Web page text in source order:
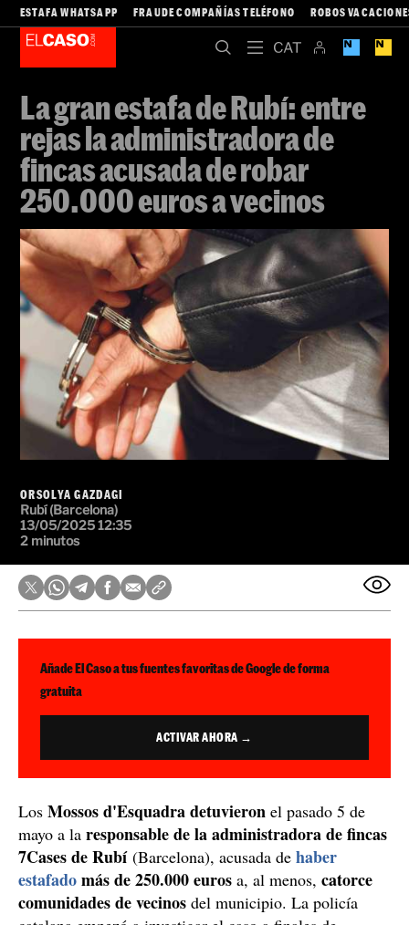
ESTAFA WHATSAPP FRAUDE COMPAÑÍAS TELÉFONO ROBOS
La gran estafa de Rubí: entre
rejas la administradora de
fincas acusada de robar
250.000 euros a vecinos
ORSOLYA GAZDAGI
Rubí (Barcelona)
13/05/2025 12:35
2 minutos
Añade El Caso a tus fuentes favoritas de Google de forma
gratuita
ACTIVAR AHORA →
Los Mossos d'Esquadradetuvieron el pasado 5 de
mayo a la responsable de la administradora de fincas
7Cases de Rubí(Barcelona), acusada de haber
estafadomás de 250.000 euros a, al menos, catorce
comunidades de vecinos del municipio. La policía